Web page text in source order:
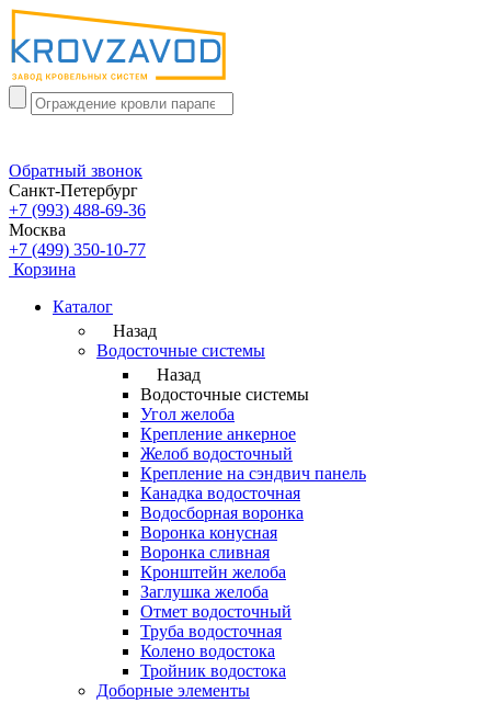
Обратный звонок
Санкт-Петербург
+7 (993) 488-69-36
Москва
+7 (499) 350-10-77
Корзина
Каталог
Назад
Водосточные системы
Назад
Водосточные системы
Угол желоба
Крепление анкерное
Желоб водосточный
Крепление на сэндвич панель
Канадка водосточная
Водосборная воронка
Воронка конусная
Воронка сливная
Кронштейн желоба
Заглушка желоба
Отмет водосточный
Труба водосточная
Колено водостока
Тройник водостока
Доборные элементы